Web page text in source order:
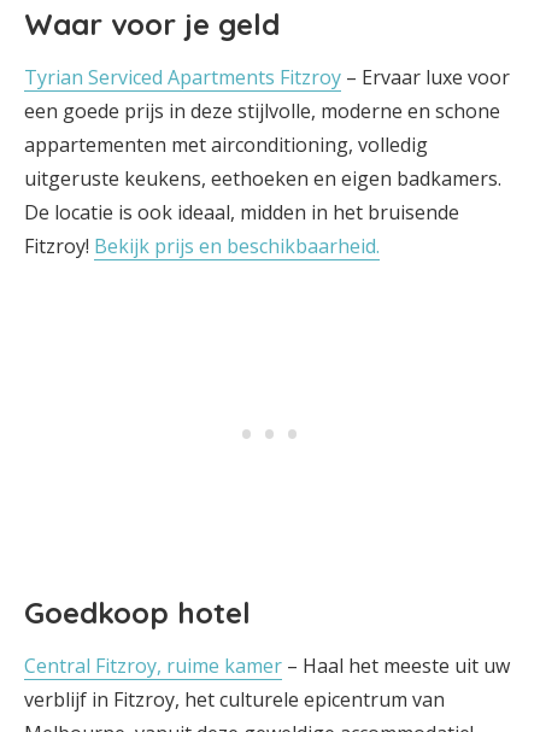
Waar voor je geld
Tyrian Serviced Apartments Fitzroy – Ervaar luxe voor
een goede prijs in deze stijlvolle, moderne en schone
appartementen met airconditioning, volledig
uitgeruste keukens, eethoeken en eigen badkamers.
De locatie is ook ideaal, midden in het bruisende
Fitzroy! Bekijk prijs en beschikbaarheid.
Goedkoop hotel
Central Fitzroy, ruime kamer – Haal het meeste uit uw
verblijf in Fitzroy, het culturele epicentrum van